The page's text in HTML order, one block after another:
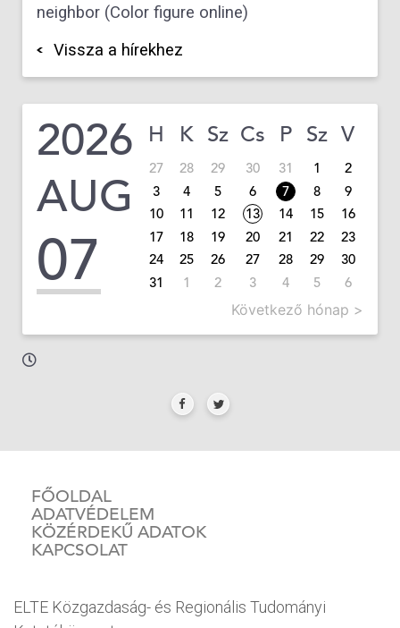
neighbor (Color figure online)
Vissza a hírekhez
2026
AUG
07
H K Sz Cs P Sz V
27 28 29 30 31 1
2
3
4 5 6 7 8
9
10
11 12 13 14 15
16
17
18 19 20 21 22
23
24
25 26 27 28 29
30
31
1 2 3 4 5 6
Következő hónap >
FŐOLDAL
ADATVÉDELEM
KÖZÉRDEKŰ ADATOK
KAPCSOLAT
ELTE Közgazdaság- és Regionális Tudományi